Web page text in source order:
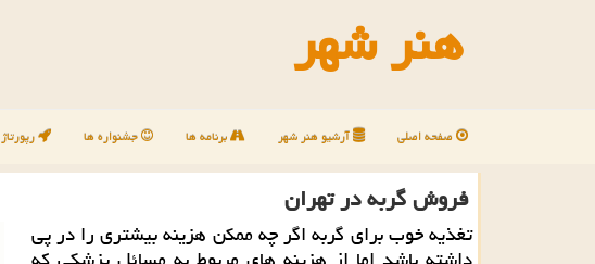
هنر شهر
صفحه اصلی آرشیو هنر شهر برنامه ها جشنواره ها رپورتاژ
فروش گربه در تهران
تغذیه خوب برای گربه اگر چه ممكن هزینه بیشتری را در پی